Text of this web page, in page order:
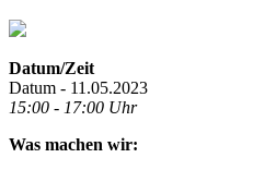
Datum/Zeit
Datum - 11.05.2023
15:00 - 17:00 Uhr
Was machen wir: